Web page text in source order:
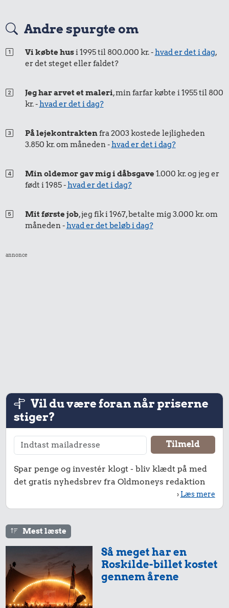
Andre spurgte om
Vi købte husi 1995 til 800.000 kr. -hvad er det i dag,
er det steget eller faldet?
Jeg har arvet et maleri, min farfar købte i 1955 til 800
kr. -hvad er det i dag?
På lejekontraktenfra 2003 kostede lejligheden
3.850 kr. om måneden -hvad er det i dag?
Min oldemor gav mig i dåbsgave1.000 kr. og jeg er
født i 1985 -hvad er det i dag?
Mit første job, jeg fik i 1967, betalte mig 3.000 kr. om
måneden -hvad er det beløb i dag?
annonce
Vil du være foran når priserne
stiger?
Spar penge og investér klogt - bliv klædt på med
det gratis nyhedsbrev fra Oldmoneys redaktion
› Læs mere
Mest læste
Så meget har en
Roskilde-billet kostet
gennem årene